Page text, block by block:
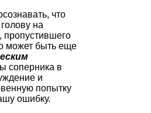
что
на
пропустившего
может быть еще
соперника в
и
попытку
ошибку.